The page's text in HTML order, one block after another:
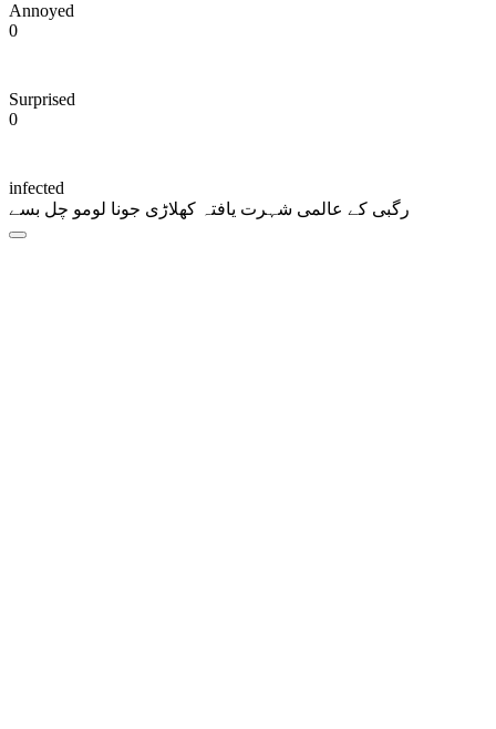
Annoyed
0
Surprised
0
infected
رگبی کے عالمی شہرت یافتہ کھلاڑی جونا لومو چل بسے